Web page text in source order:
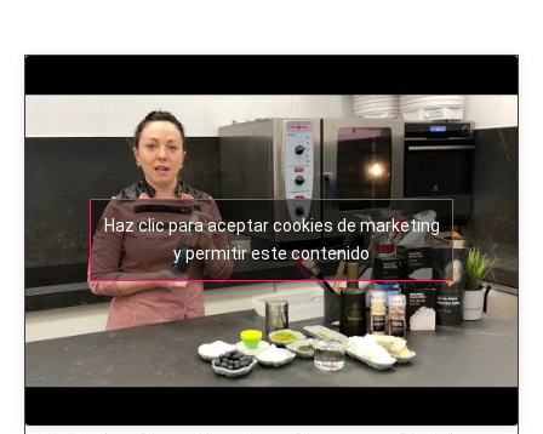
Haz clic para aceptar cookies de marketing
y permitir este contenido